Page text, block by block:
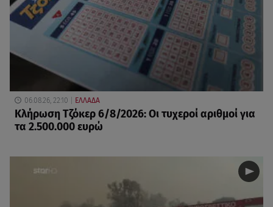
06.08.26, 22:10 ΕΛΛΑΔΑ
Κλήρωση Τζόκερ 6/8/2026: Οι τυχεροί αριθμοί για
τα 2.500.000 ευρώ